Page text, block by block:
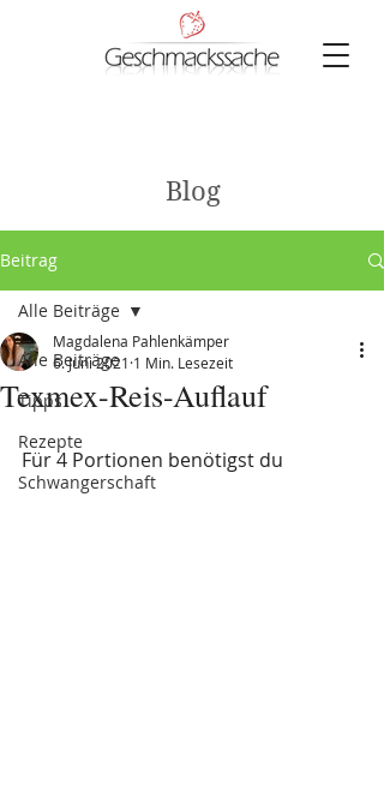
Blog
Beitrag
Alle Beiträge
Tipps
Rezepte
Schwangerschaft
Alle Beiträge
Texmex-Reis-Auflauf
Magdalena Pahlenkämper
6. Juni 2021 1 Min. Lesezeit
Für 4 Portionen benötigst du